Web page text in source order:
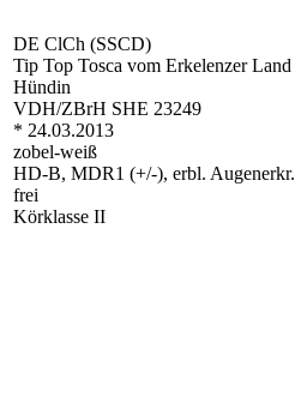
DE ClCh (SSCD)
Tip Top Tosca vom Erkelenzer Land
Hündin
VDH/ZBrH SHE 23249
* 24.03.2013
zobel-weiß
HD-B, MDR1 (+/-), erbl. Augenerkr.
frei
Körklasse II